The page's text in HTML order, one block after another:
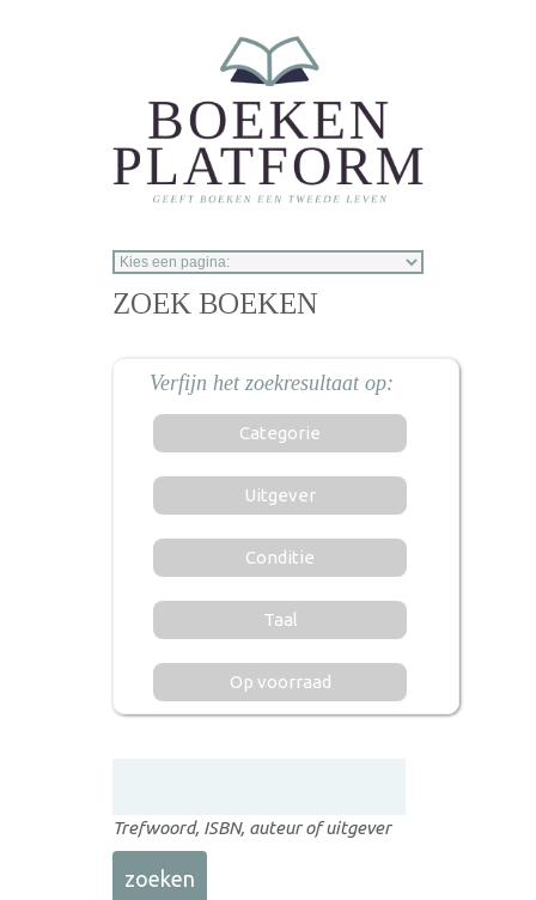
ZOEK BOEKEN
Categorie
Uitgever
Conditie
Taal
Op voorraad
Trefwoord, ISBN, auteur of uitgever